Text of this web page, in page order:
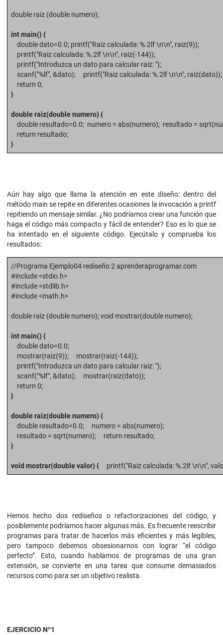
double raiz (double numero);
int main() {
double dato=0.0; printf("Raiz calculada: %.2lf \n\n", raiz(9));
printf("Raiz calculada: %.2lf \n\n", raiz(-144));
printf("Introduzca un dato para calcular raiz: ");
scanf("%lf", &dato); printf("Raiz calculada: %.2lf \n\n", raiz(dato));
return 0;
}
double raiz(double numero) {
double resultado=0.0; numero = abs(numero); resultado =
return resultado;
}
Aún hay algo que llama la atención en este diseño: dentro del
método main se repite en diferentes ocasiones la invocación a printf
repitiendo un mensaje similar. ¿No podríamos crear una función que
haga el código más compacto y fácil de entender? Eso es lo que se
ha intentado en el siguiente código. Ejecútalo y comprueba los
resultados:
//Programa Ejemplo04 rediseño 2 aprenderaprogramar.com
#include <stdio.h>
#include <stdlib.h>
#include <math.h>
double raiz (double numero); void mostrar(double numero);
int main() {
double dato=0.0;
mostrar(raiz(9)); mostrar(raiz(-144));
printf("Introduzca un dato para calcular raiz: ");
scanf("%lf", &dato); mostrar(raiz(dato));
return 0;
}
double raiz(double numero) {
double resultado=0.0; numero = abs(numero);
resultado = sqrt(numero); return resultado;
}
void mostrar(double valor) {printf("Raiz calculada: %.2lf \n\n",
Hemos hecho dos rediseños o refactorizaciones del código, y
posiblemente podríamos hacer algunas más. Es frecuente reescribir
programas para tratar de hacerlos más eficientes y más legibles,
pero tampoco debemos obsesionarnos con lograr “el código
perfecto”. Esto, cuando hablamos de programas de una gran
extensión, se convierte en una tarea que consume demasiados
recursos como para ser un objetivo realista.
EJERCICIO Nº1